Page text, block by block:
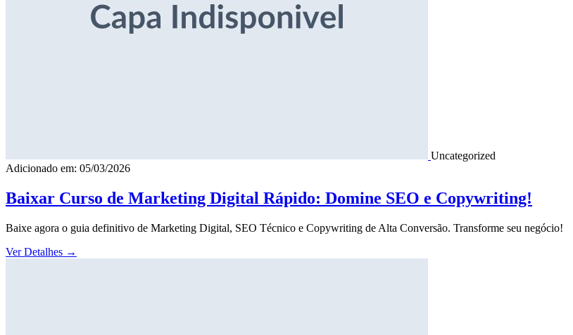
Uncategorized
Adicionado em: 05/03/2026
Baixar Curso de Marketing Digital Rápido: Domine SEO e Copywriting!
Baixe agora o guia definitivo de Marketing Digital, SEO Técnico e Copywriting de Alta Conversão. Transforme seu negócio!
Ver Detalhes →